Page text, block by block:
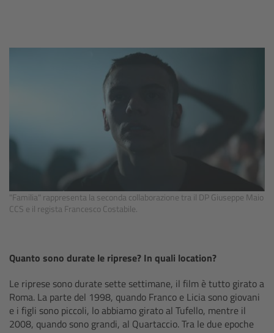
"Familia" rappresenta la seconda collaborazione tra il DP Giuseppe Maio
CCS e il regista Francesco Costabile.
Quanto sono durate le riprese? In quali location?
Le riprese sono durate sette settimane, il film è tutto girato a
Roma. La parte del 1998, quando Franco e Licia sono giovani
e i figli sono piccoli, lo abbiamo girato al Tufello, mentre il
2008, quando sono grandi, al Quartaccio. Tra le due epoche
Zoom Main Unit ZMU-4
ZMU-4 Config-Guide
Radio Interface Adapter RIA-1
Network Interface Adapter NIA-1
Master Grips
ERM-2400 LCS
Lens Motors